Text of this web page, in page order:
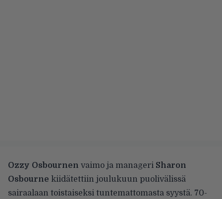
Ozzy Osbournen vaimo ja manageri Sharon
Osbourne kiidätettiin joulukuun puolivälissä
sairaalaan toistaiseksi tuntemattomasta syystä. 70-